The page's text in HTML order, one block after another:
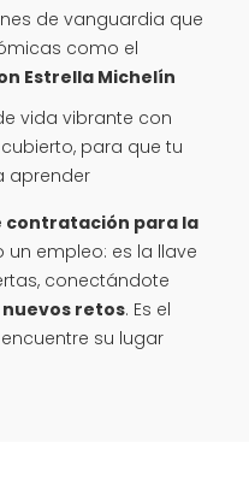
de vanguardia que
como el
Estrella Michelín
vida vibrante con
para que tu
aprender
contratación para la
empleo: es la llave
conectándote
retos. Es el
su lugar